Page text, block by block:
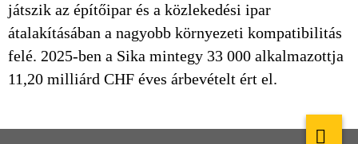
játszik az építőipar és a közlekedési ipar
átalakításában a nagyobb környezeti kompatibilitás
felé. 2025-ben a Sika mintegy 33 000 alkalmazottja
11,20 milliárd CHF éves árbevételt ért el.